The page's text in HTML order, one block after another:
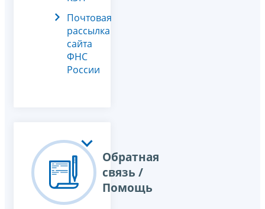
Почтовая
рассылка
сайта
ФНС
России
Обратная
связь /
Помощь